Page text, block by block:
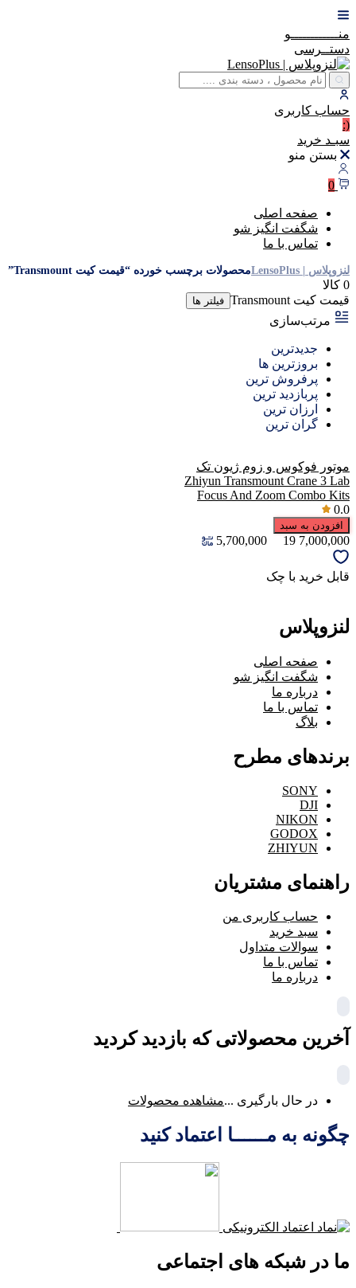
منــــــــــــو
دستــرسی
حساب کاربری
(:
سبـد خرید
بستن منو
0
صفحه اصلی
شگفت انگیز شو
تماس با ما
لنزوپلاس | LensoPlus محصولات برچسب خورده “قیمت کیت Transmount”
0 کالا
قیمت کیت Transmount
فیلتر ها
مرتب‌سازی
جدیدترین
بروزترین ها
پرفروش ترین
پربازدید ترین
ارزان ترین
گران ترین
موتور فوکوس و زوم ژیون تک
Zhiyun Transmount Crane 3 Lab
Focus And Zoom Combo Kits
0.0
افزودن به سبد
7,000,000
19
5,700,000
قابل خرید با چک
لنزوپلاس
صفحه اصلی
شگفت انگیز شو
درباره ما
تماس با ما
بلاگ
برندهای مطرح
SONY
DJI
NIKON
GODOX
ZHIYUN
راهنمای مشتریان
حساب کاربری من
سبد خرید
سوالات متداول
تماس با ما
درباره ما
آخرین محصولاتی که بازدید کردید
در حال بارگیری ...مشاهده محصولات
چگونه به مــــــا اعتماد کنید
ما در شبکه های اجتماعی